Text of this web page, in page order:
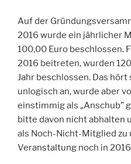
Auf der
2016 wurde ein jährlicher
100,00 Euro beschlossen.
2016 beitreten, wurden
Jahr beschlossen. Das
unlogisch an, wurde aber
einstimmig als „Anschub”
bitte davon nicht abhalten
als Noch-Nicht-Mitglied zu
Veranstaltung noch in